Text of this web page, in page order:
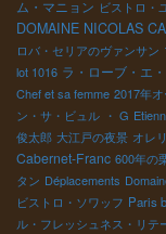
ム・マニョン ビストロ・
DOMAINE NICOLAS
ロバ・セリアのヴァンサン
lot 1016 ラ・ローブ・エ
Chef et sa femme 2017年
ン・サ・ビュル ・ G
俊太郎 大江戸の夜景 オレ
Cabernet-Franc 600年の
タン Déplacements
ビストロ・ソワッフ Paris
ル・フレッシュネス・リテ